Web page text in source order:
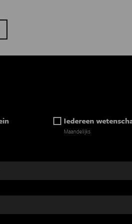
pagina
Iedereen
Maandelijks